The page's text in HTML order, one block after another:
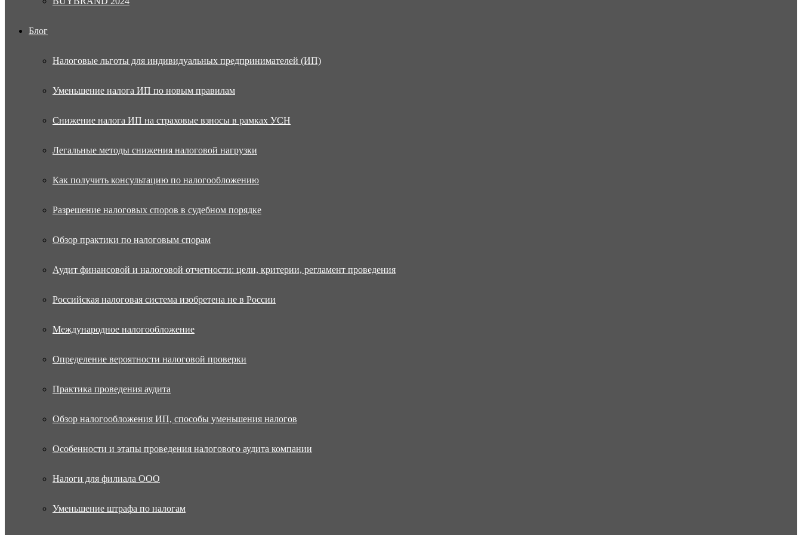
Блог
Налоговые льготы для индивидуальных предпринимателей (ИП)
Уменьшение налога ИП по новым правилам
Снижение налога ИП на страховые взносы в рамках УСН
Легальные методы снижения налоговой нагрузки
Как получить консультацию по налогообложению
Разрешение налоговых споров в судебном порядке
Обзор практики по налоговым спорам
Аудит финансовой и налоговой отчетности: цели, критерии, регламент проведения
Российская налоговая система изобретена не в России
Международное налогообложение
Определение вероятности налоговой проверки
Практика проведения аудита
Обзор налогообложения ИП, способы уменьшения налогов
Особенности и этапы проведения налогового аудита компании
Налоги для филиала ООО
Уменьшение штрафа по налогам